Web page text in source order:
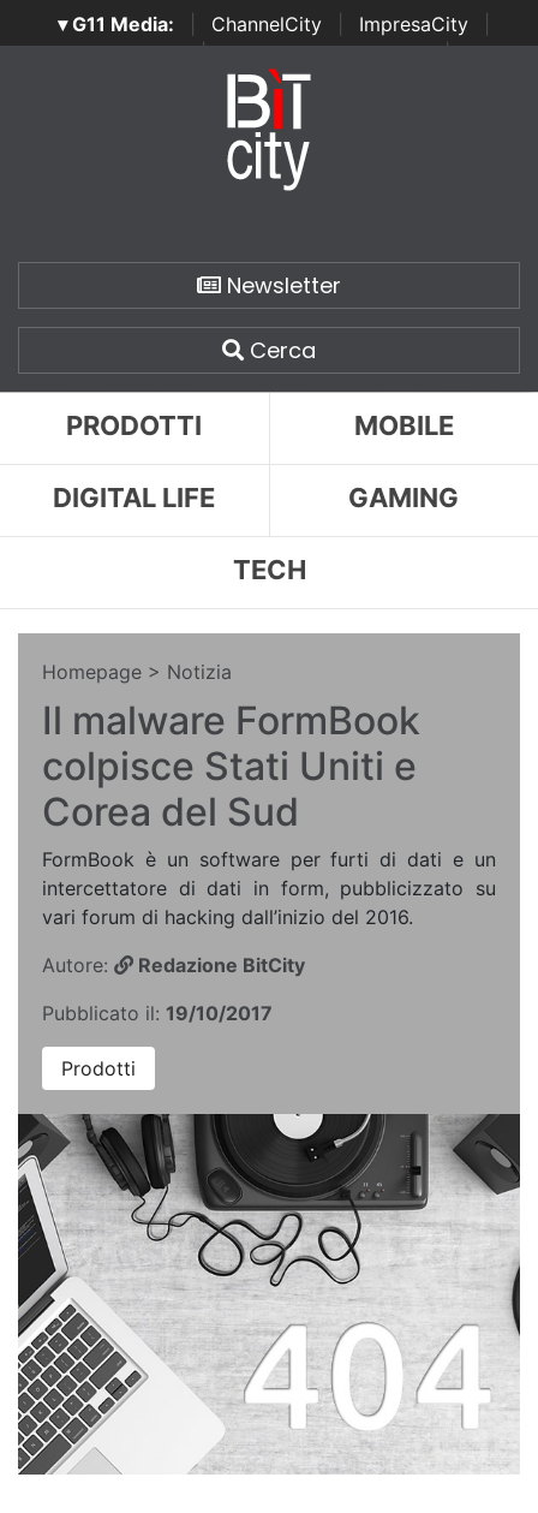
▾ G11 Media: ChannelCity ImpresaCity
SecurityOpenLab | Italian Channel Awards | Italian
Italian Security Awards
Newsletter
Cerca
PRODOTTI MOBILE
DIGITAL LIFE GAMING
TECH
Homepage > Notizia
Il malware FormBook
colpisce Stati Uniti e
Corea del Sud
FormBook è un software per furti di dati e un
intercettatore di dati in form, pubblicizzato su
vari forum di hacking dall’inizio del 2016.
Autore:
Redazione BitCity
Pubblicato il: 19/10/2017
Prodotti